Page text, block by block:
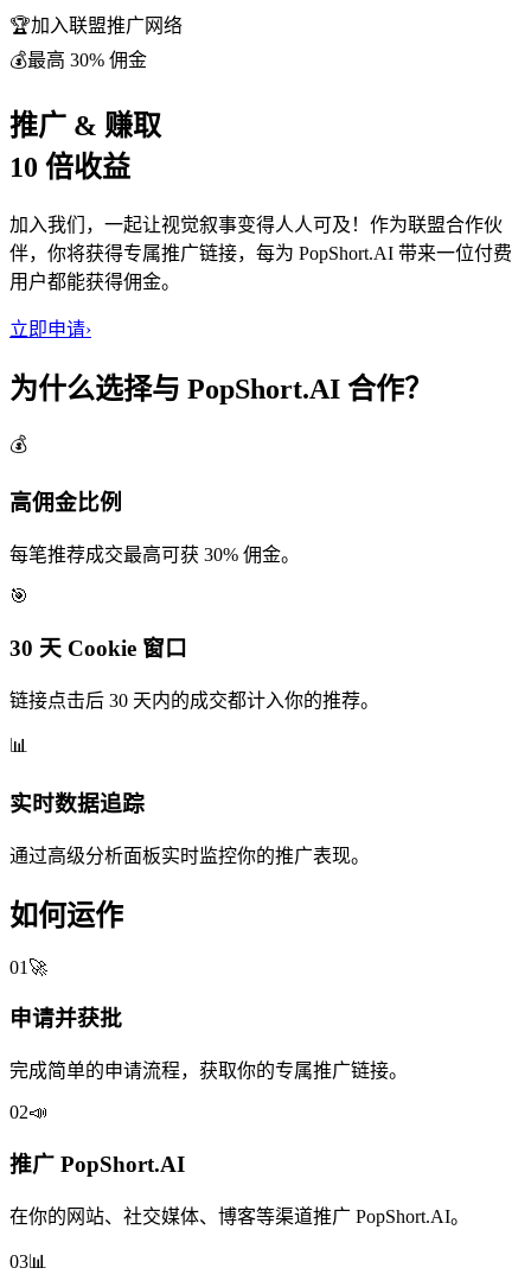
🏆加入联盟推广网络
💰最高 30% 佣金
推广 & 赚取
10 倍收益
加入我们，一起让视觉叙事变得人人可及！作为联盟合作伙
伴，你将获得专属推广链接，每为 PopShort.AI 带来一位付费
用户都能获得佣金。
立即申请›
为什么选择与 PopShort.AI 合作？
💰
高佣金比例
每笔推荐成交最高可获 30% 佣金。
🎯
30 天 Cookie 窗口
链接点击后 30 天内的成交都计入你的推荐。
📊
实时数据追踪
通过高级分析面板实时监控你的推广表现。
如何运作
01 🚀
申请并获批
完成简单的申请流程，获取你的专属推广链接。
02📣
推广 PopShort.AI
在你的网站、社交媒体、博客等渠道推广 PopShort.AI。
03📊